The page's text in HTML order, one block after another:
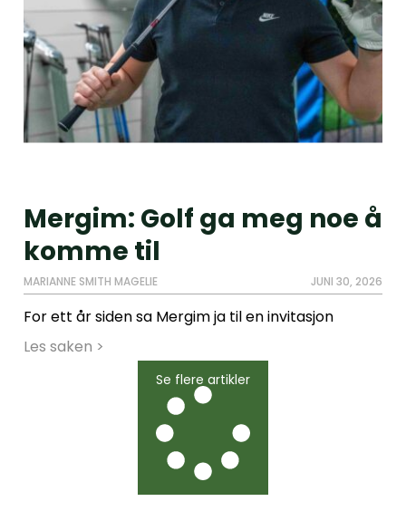
Mergim: Golf ga meg noe å
komme til
MARIANNE SMITH MAGELIE JUNI 30, 2026
For ett år siden sa Mergim ja til en invitasjon
Les saken >
Se flere artikler